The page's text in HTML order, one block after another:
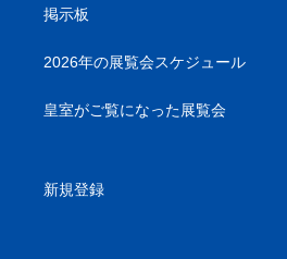
掲示板
2026年の展覧会スケジュール
皇室がご覧になった展覧会
新規登録